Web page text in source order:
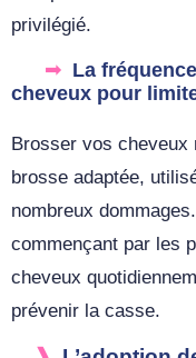
privilégié.
La
cheveux pour
Brosser vos cheveux
brosse adaptée,
nombreux
commençant par les
cheveux
prévenir la casse.